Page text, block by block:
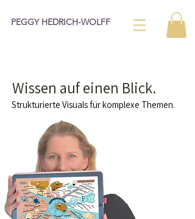
PEGGY HEDRICH-WOLFF
Wissen auf einen Blick.
Strukturierte Visuals für komplexe Themen.